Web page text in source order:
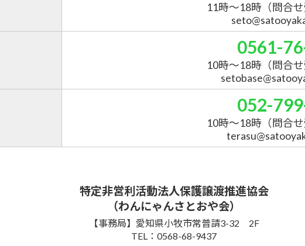
11時～18時 （問合
0561-
10時～18時 （問合
052-
10時～18時 （問合
特定非営利活動法人保護譲渡推進協会
（わんにゃんさとおや会）
【事務局】愛知県小牧市常普請3-32 2F
TEL：0568-68-9437